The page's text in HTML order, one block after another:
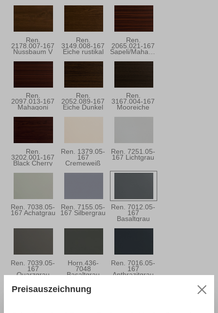
Ren.
2178.007-167
Nussbaum V
Ren.
3149.008-167
Eiche rustikal
Ren.
2065.021-167
Ren.
2097.013-167
Mahagoni
Ren.
2052.089-167
Eiche Dunkel
Ren.
3167.004-167
Mooreiche
Ren.
3202.001-167
Black Cherry
Ren. 1379.05-
167
Cremeweiß
Ren. 7251.05-
167 Lichtgrau
Ren. 7038.05-
167 Achatgrau
Ren. 7155.05-
167 Silbergrau
Ren. 7012.05-
167
Basaltgrau
Ren. 7039.05-
167
Quarzgrau
Horn.436-
7048
Basaltgrau
Ren. 7016.05-
167
Anthrazitgrau
Preisauszeichnung